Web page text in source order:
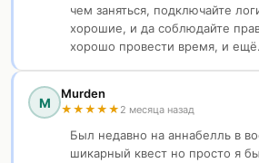
чем заняться, подключайте
хорошие, и да соблюдайте
хорошо провести время, и
M
Murden
★ ★ ★ ★ ★ 2 месяца назад
Был недавно на аннабелль в
шикарный квест но просто я бы